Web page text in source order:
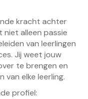
kracht achter
niet alleen passie
van leerlingen
Jij weet jouw
te brengen en
elke leerling.
profiel: